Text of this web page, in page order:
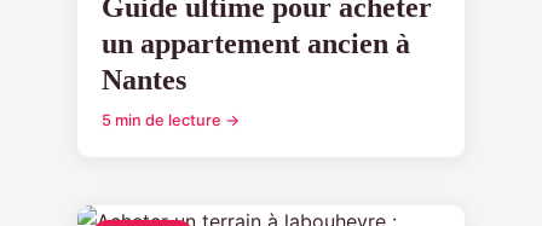
Guide ultime pour acheter
un appartement ancien à
Nantes
5 min de lecture →